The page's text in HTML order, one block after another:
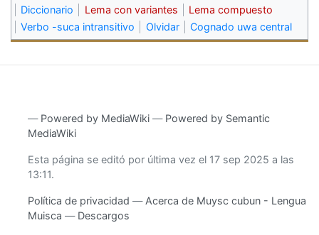
Diccionario
Lema con variantes
Lema compuesto
Verbo -suca intransitivo
Olvidar Cognado uwa central
― Powered by MediaWiki ― Powered by Semantic
MediaWiki
Esta página se editó por última vez el 17 sep 2025 a las
13:11.
Política de privacidad
Acerca de Muysc cubun - Lengua
Muisca
Descargos